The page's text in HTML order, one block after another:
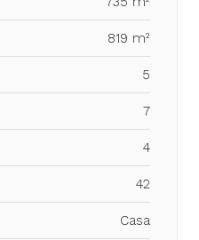
819 m²
5
7
4
42
Casa